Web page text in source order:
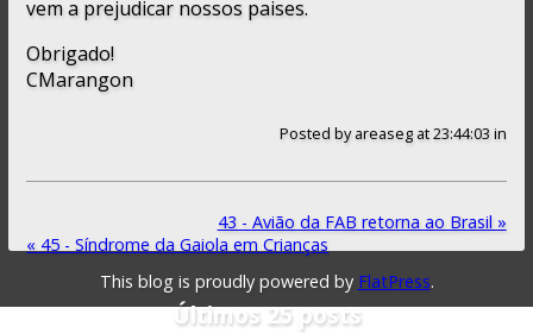
vem a prejudicar nossos paises.
Obrigado!
CMarangon
Posted byareasegat 23:44:03 in
43 - Avião da FAB retorna ao Brasil »
« 45 - Síndrome da Gaiola em Crianças
Últimos 25 posts
This blog is proudly powered by FlatPress.